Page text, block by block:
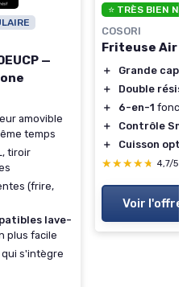
—
amovible
temps
tiroir
(frire,
lave-
plus facile
s'intègre
⭐ TRÈS BIEN
COSORI
Friteuse Air
＋
Grande
＋
Double
＋
6-en-1
＋
Contrôle
＋
Cuisson
★★★★★
★★★★★ 4,7/5
Voir l'offre